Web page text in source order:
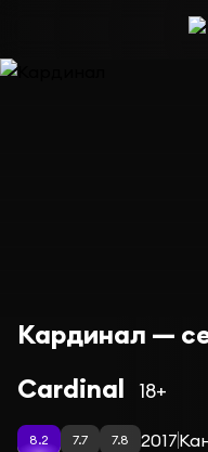
Кардинал —
Cardinal
18+
8.2 7.7 7.8 2017